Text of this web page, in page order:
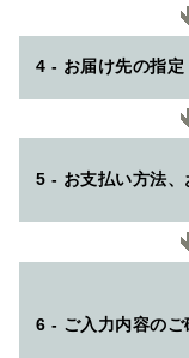
4 - お届け先の指定
5 - お支払い方法、
6 - ご入力内容のご